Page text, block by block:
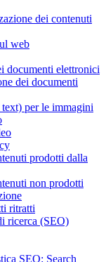
dei contenuti
web
documenti elettronici
dei documenti
per le immagini
prodotti dalla
non prodotti
ritratti
ricerca (SEO)
SEO: Search